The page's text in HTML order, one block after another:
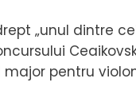
„unul dintre
pentru